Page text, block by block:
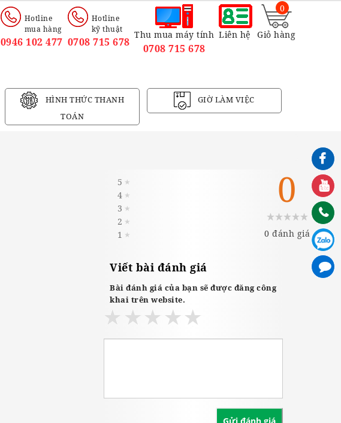
Hotline
mua hàng
0946 102 477
Hotline
kỹ thuật
0708 715 678
Thu mua máy tính
0708 715 678
Liên hệ Giỏ hàng
0
HÌNH THỨC THANH
TOÁN
GIỜ LÀM VIỆC
5 ★
4 ★
3 ★
2 ★
1 ★
0
0 đánh giá
Viết bài đánh giá
Bài đánh giá của bạn sẽ được đăng công
khai trên website.